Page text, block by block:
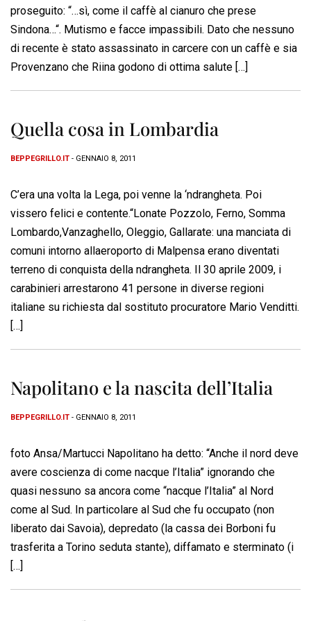
proseguito: “…sì, come il caffè al cianuro che prese
Sindona…“. Mutismo e facce impassibili. Dato che nessuno
di recente è stato assassinato in carcere con un caffè e sia
Provenzano che Riina godono di ottima salute […]
Quella cosa in Lombardia
BEPPEGRILLO.IT - GENNAIO 8, 2011
C’era una volta la Lega, poi venne la ‘ndrangheta. Poi
vissero felici e contente.“Lonate Pozzolo, Ferno, Somma
Lombardo,Vanzaghello, Oleggio, Gallarate: una manciata di
comuni intorno allaeroporto di Malpensa erano diventati
terreno di conquista della ndrangheta. Il 30 aprile 2009, i
carabinieri arrestarono 41 persone in diverse regioni
italiane su richiesta dal sostituto procuratore Mario Venditti.
[…]
Napolitano e la nascita dell’Italia
BEPPEGRILLO.IT - GENNAIO 8, 2011
foto Ansa/Martucci Napolitano ha detto: “Anche il nord deve
avere coscienza di come nacque l’Italia” ignorando che
quasi nessuno sa ancora come “nacque l’Italia” al Nord
come al Sud. In particolare al Sud che fu occupato (non
liberato dai Savoia), depredato (la cassa dei Borboni fu
trasferita a Torino seduta stante), diffamato e sterminato (i
[…]